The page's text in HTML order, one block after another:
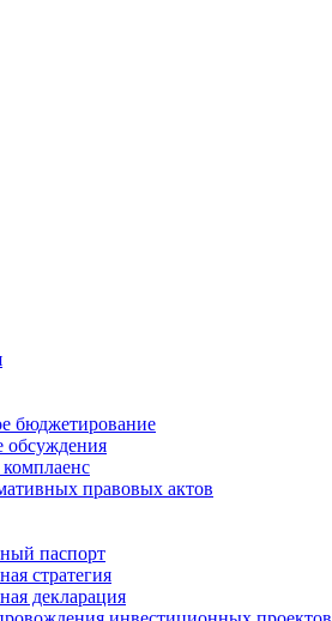
бюджетирование
правовых актов
паспорт
стратегия
декларация